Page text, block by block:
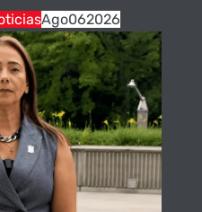
Ago062026